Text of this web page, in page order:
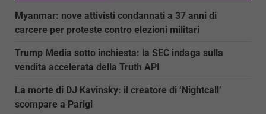
Myanmar: nove attivisti condannati a 37 anni di
carcere per proteste contro elezioni militari
Trump Media sotto inchiesta: la SEC indaga sulla
vendita accelerata della Truth API
La morte di DJ Kavinsky: il creatore di ‘Nightcall’
scompare a Parigi